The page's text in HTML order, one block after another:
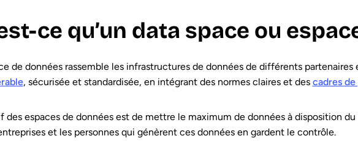
ce qu’un data space ou
de données rassemble les infrastructures de données de différents partenaires
, sécurisée et standardisée, en intégrant des normes claires et des cadres
des espaces de données est de mettre le maximum de données à disposition
et les personnes qui génèrent ces données en gardent le contrôle.